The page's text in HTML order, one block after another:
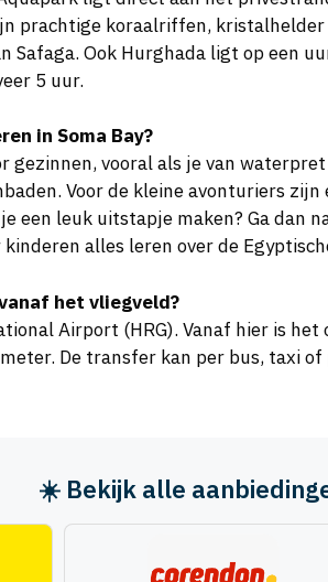
prachtige koraalriffen,
Safaga. Ook Hurghada ligt op een
5 uur.
in Soma Bay?
gezinnen, vooral als je van
Voor de kleine avonturiers
een leuk uitstapje maken? Ga dan
alles leren over de
het vliegveld?
Airport (HRG). Vanaf hier is
De transfer kan per bus, taxi
☀️ Bekijk alle